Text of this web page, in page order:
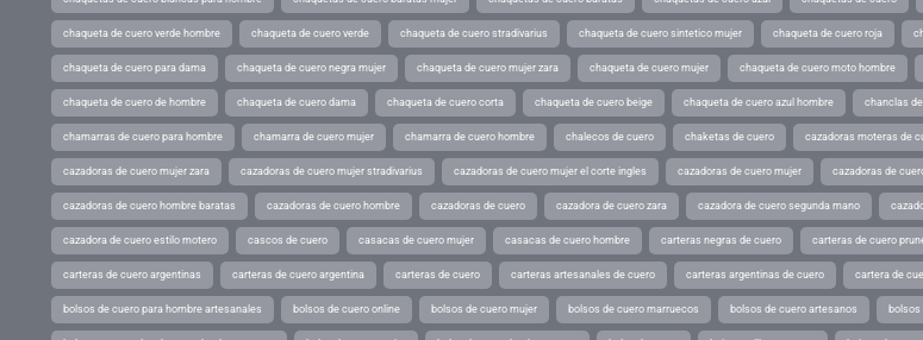
chaqueta de cuero verde hombre chaqueta de cuero verde chaqueta de cuero stradivarius chaqueta de cuero sintetico mujer chaqueta de cuero roja
chaqueta de cuero para dama chaqueta de cuero negra mujer chaqueta de cuero mujer zara chaqueta de cuero mujer chaqueta de cuero moto hombre
chaqueta de cuero de hombre chaqueta de cuero dama chaqueta de cuero corta chaqueta de cuero beige chaqueta de cuero azul hombre chanclas
chamarras de cuero para hombre chamarra de cuero mujer chamarra de cuero hombre chalecos de cuero chaketas de cuero cazadoras moteras de
cazadoras de cuero mujer zara cazadoras de cuero mujer stradivarius cazadoras de cuero mujer el corte ingles cazadoras de cuero mujer cazadoras de
cazadoras de cuero hombre baratas cazadoras de cuero hombre cazadoras de cuero cazadora de cuero zara cazadora de cuero segunda mano
cazadora de cuero estilo motero cascos de cuero casacas de cuero mujer casacas de cuero hombre carteras negras de cuero carteras de cuero
carteras de cuero argentinas carteras de cuero argentina carteras de cuero carteras artesanales de cuero carteras argentinas de cuero cartera de
bolsos de cuero para hombre artesanales bolsos de cuero online bolsos de cuero mujer bolsos de cuero marruecos bolsos de cuero artesanos bolsos